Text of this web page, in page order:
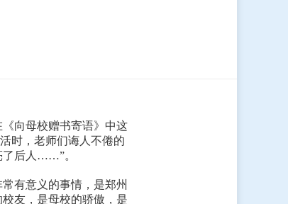
向母校赠书寄语》中这
时，老师们诲人不倦的
了后人……”。
有意义的事情，是郑州
友，是母校的骄傲，是